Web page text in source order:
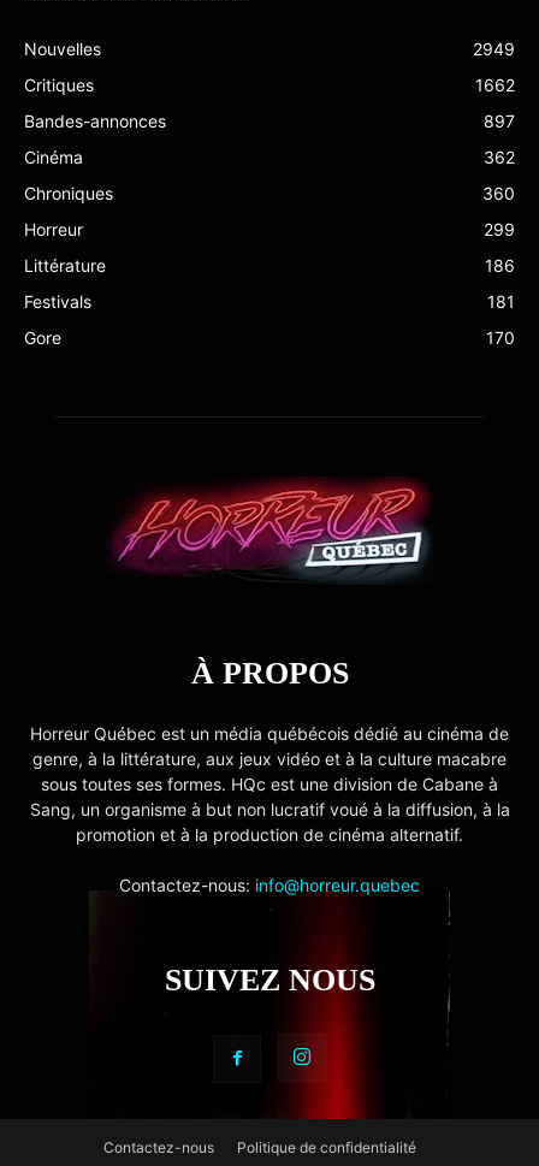
Nouvelles
2949
Critiques
1662
Bandes-annonces
897
Cinéma
362
Chroniques
360
Horreur
299
Littérature
186
Festivals
181
Gore
170
À PROPOS
Horreur Québec est un média québécois dédié au cinéma de
genre, à la littérature, aux jeux vidéo et à la culture macabre
sous toutes ses formes. HQc est une division de Cabane à
Sang, un organisme à but non lucratif voué à la diffusion, à la
promotion et à la production de cinéma alternatif.
Contactez-nous: info@horreur.quebec
SUIVEZ NOUS
Contactez-nous
Politique de confidentialité